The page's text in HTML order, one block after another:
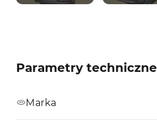
Parametry techniczne
Marka